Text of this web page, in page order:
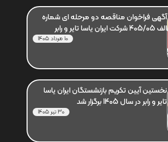
آگهی فراخوان مناقصه دو مرحله ای شماره
الف 405/05 شرکت ایران یاسا تایر و رابر
10 مرداد 1405
نخستین آیین تکریم بازنشستگان ایران یاسا
تایر و رابر در سال 1405 برگزار شد
30 تیر 1405